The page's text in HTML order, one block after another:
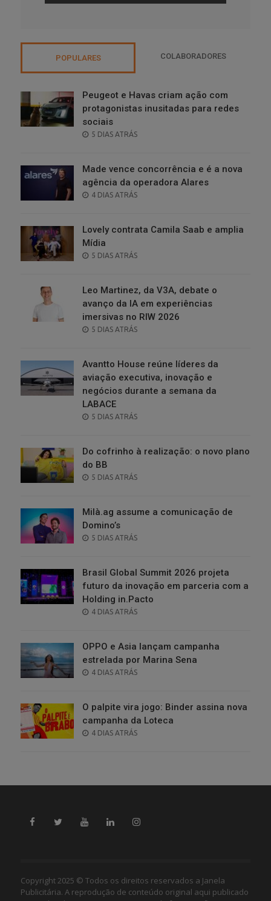
POPULARES COLABORADORES
Peugeot e Havas criam ação com
protagonistas inusitadas para redes
sociais
POSTED
5 DIAS ATRÁS
Made vence concorrência e é a nova
agência da operadora Alares
POSTED
4 DIAS ATRÁS
Lovely contrata Camila Saab e amplia
Mídia
POSTED
5 DIAS ATRÁS
Leo Martinez, da V3A, debate o
avanço da IA em experiências
imersivas no RIW 2026
POSTED
5 DIAS ATRÁS
Avantto House reúne líderes da
aviação executiva, inovação e
negócios durante a semana da
LABACE
POSTED
5 DIAS ATRÁS
Do cofrinho à realização: o novo plano
do BB
POSTED
5 DIAS ATRÁS
Milà.ag assume a comunicação de
Domino’s
POSTED
5 DIAS ATRÁS
Brasil Global Summit 2026 projeta
futuro da inovação em parceria com a
Holding in.Pacto
POSTED
4 DIAS ATRÁS
OPPO e Asia lançam campanha
estrelada por Marina Sena
POSTED
4 DIAS ATRÁS
O palpite vira jogo: Binder assina nova
campanha da Loteca
POSTED
4 DIAS ATRÁS
Copyright 2025 © Todos os direitos reservados a Janela
Publicitária. A reprodução de conteúdo original aqui publicado